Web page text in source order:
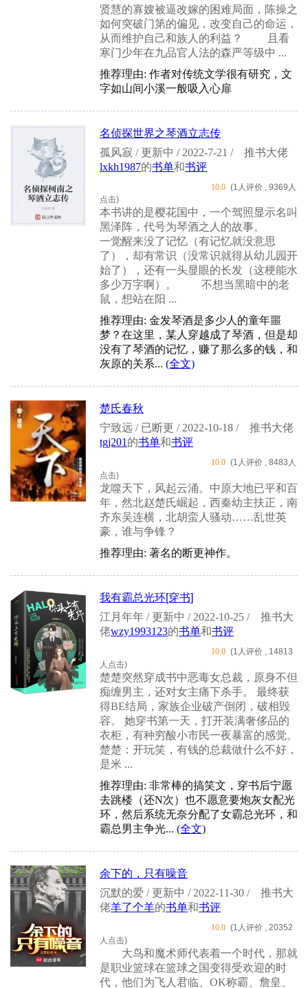
贤慧的寡嫂被逼改嫁的困难局面，陈操之
如何突破门第的偏见，改变自己的命运，
从而维护自己和族人的利益？ 且看
寒门少年在九品官人法的森严等级中 ...
推荐理由: 作者对传统文学很有研究，文
字如山间小溪一般吸入心扉
名侦探世界之琴酒立志传
孤风寂 / 更新中 / 2022-7-21 /
推书大佬
lxkh1987的书单和书评
10.0 (1人评价 , 9369人
点击)
本书讲的是樱花国中，一个驾照显示名叫
黑泽阵，代号为琴酒之人的故事。
一觉醒来没了记忆（有记忆就没意思
了），却有常识（没常识就得从幼儿园开
始了），还有一头显眼的长发（这梗能水
多少万字啊）。 不想当黑暗中的老
鼠，想站在阳 ...
推荐理由: 金发琴酒是多少人的童年噩
梦？在这里，某人穿越成了琴酒，但是却
没有了琴酒的记忆，赚了那么多的钱，和
灰原的关系... (全文)
楚氏春秋
宁致远 / 已断更 / 2022-10-18 /
推书大佬
tgj201 的书单和书评
10.0 (1人评价 , 8483人
点击)
龙噬天下，风起云涌。中原大地已平和百
年，然北赵楚氏崛起，西秦幼主扶正，南
齐东吴连横，北胡蛮人骚动……乱世英
豪，谁与争锋？
推荐理由: 著名的断更神作。
我有霸总光环[穿书]
江月年年 / 更新中 / 2022-10-25 /
推书大
佬wzy1993123的书单和书评
10.0 (1人评价 , 14813
人点击)
楚楚突然穿成书中恶毒女总裁，原身不但
痴缠男主，还对女主痛下杀手。 最终获
得BE结局，家族企业破产倒闭，破相毁
容。 她穿书第一天，打开装满奢侈品的
衣柜，有种穷酸小市民一夜暴富的感觉。
楚楚：开玩笑，有钱的总裁做什么不好，
是米 ...
推荐理由: 非常棒的搞笑文，穿书后宁愿
去跳楼（还N次）也不愿意要炮灰女配光
环，然后系统无奈分配了女霸总光环，和
霸总男主争光... (全文)
余下的，只有噪音
沉默的爱 / 更新中 / 2022-11-30 /
推书大
佬羊了个羊的书单和书评
10.0 (1人评价 , 20352
人点击)
大鸟和魔术师代表着一个时代，那就
是职业篮球在篮球之国变得受欢迎的时
代，他们为飞人君临、OK称霸、詹皇、